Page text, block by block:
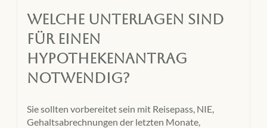
Welche Unterlagen sind
für einen
Hypothekenantrag
notwendig?
Sie sollten vorbereitet sein mit Reisepass, NIE,
Gehaltsabrechnungen der letzten Monate,